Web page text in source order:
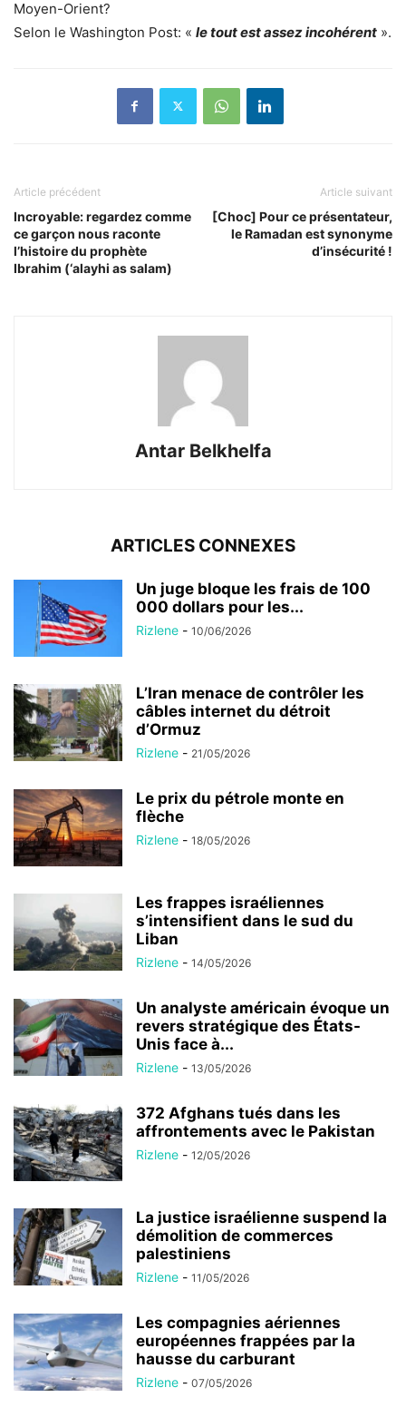
Moyen-Orient?
Selon le Washington Post: « le tout est assez incohérent ».
Article précédent
Incroyable: regardez comme
ce garçon nous raconte
l’histoire du prophète
Ibrahim (‘alayhi as salam)
Article suivant
[Choc] Pour ce présentateur,
le Ramadan est synonyme
d’insécurité !
Antar Belkhelfa
ARTICLES CONNEXES
Un juge bloque les frais de 100
000 dollars pour les...
Rizlene - 10/06/2026
L’Iran menace de contrôler les
câbles internet du détroit
d’Ormuz
Rizlene - 21/05/2026
Le prix du pétrole monte en
flèche
Rizlene - 18/05/2026
Les frappes israéliennes
s’intensifient dans le sud du
Liban
Rizlene - 14/05/2026
Un analyste américain évoque un
revers stratégique des États-
Unis face à...
Rizlene - 13/05/2026
372 Afghans tués dans les
affrontements avec le Pakistan
Rizlene - 12/05/2026
La justice israélienne suspend la
démolition de commerces
palestiniens
Rizlene - 11/05/2026
Les compagnies aériennes
européennes frappées par la
hausse du carburant
Rizlene - 07/05/2026